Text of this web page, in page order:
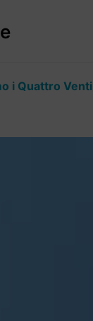
i Quattro Venti